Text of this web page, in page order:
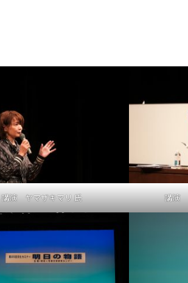
講演 ヤマザキマリ 氏 講演